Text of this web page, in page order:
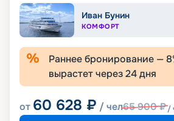
Иван Бунин
КОМФОРТ
Раннее бронирование — 8
вырастет через24дня
от 60 628 ₽ / чел65 900₽/